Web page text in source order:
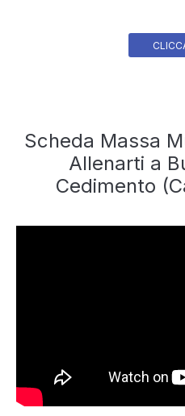
Scheda Massa
Allenarti a
Cedimento